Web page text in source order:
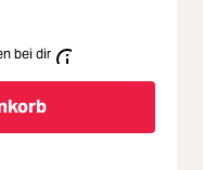
bei dir